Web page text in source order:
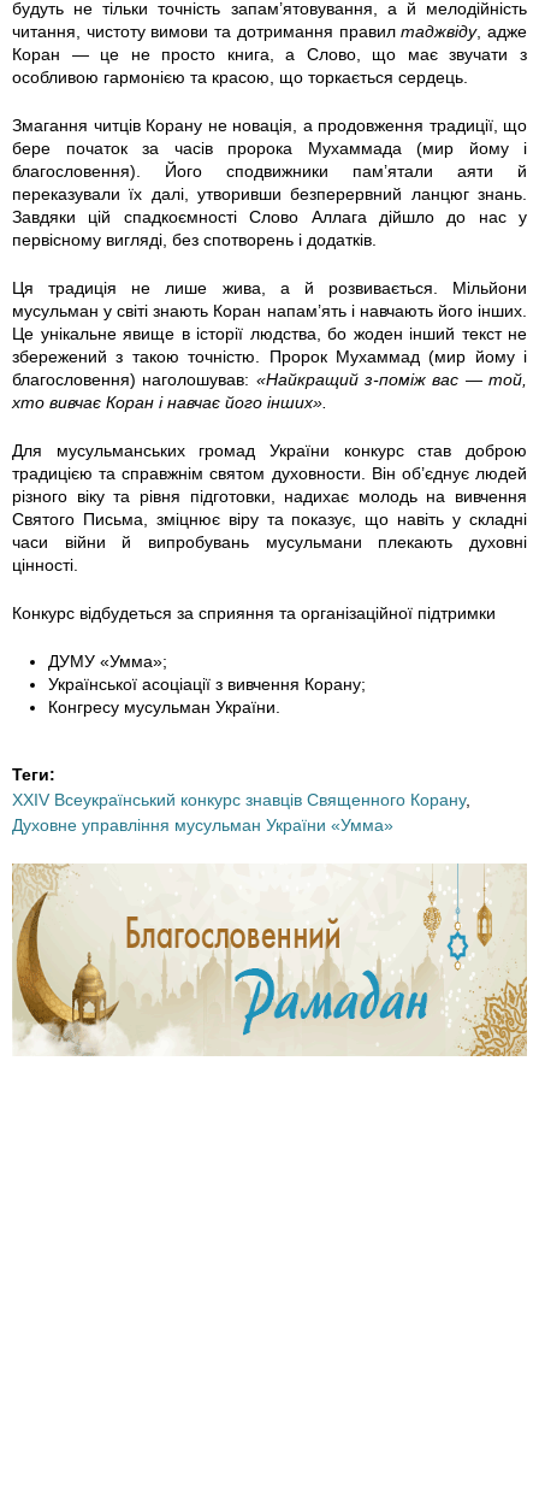
7
1
4
3
3
5
2
9
1
1
0
4
7
0
0
4
2
будуть не тільки точність запам’ятовування, а й мелодійність
читання, чистоту вимови та дотримання правилтаджвіду, адже
Коран — це не просто книга, а Слово, що має звучати з
особливою гармонією та красою, що торкається сердець.
Змагання читців Корану не новація, а продовження традиції, що
бере початок за часів пророка Мухаммада (мир йому і
благословення). Його сподвижники пам’ятали аяти й
переказували їх далі, утворивши безперервний ланцюг знань.
Завдяки цій спадкоємності Слово Аллага дійшло до нас у
первісному вигляді, без спотворень і додатків.
Ця традиція не лише жива, а й розвивається. Мільйони
мусульман у світі знають Коран напам’ять і навчають його інших.
Це унікальне явище в історії людства, бо жоден інший текст не
збережений з такою точністю. Пророк Мухаммад (мир йому і
благословення) наголошував: «Найкращий з-поміж вас — той,
хто вивчає Коран і навчає його інших».
Для мусульманських громад України конкурс став доброю
традицією та справжнім святом духовности. Він об’єднує людей
різного віку та рівня підготовки, надихає молодь на вивчення
Святого Письма, зміцнює віру та показує, що навіть у складні
часи війни й випробувань мусульмани плекають духовні
цінності.
Конкурс відбудеться за сприяння та організаційної підтримки
ДУМУ «Умма»;
Української асоціації з вивчення Корану;
Конгресу мусульман України.
Теги:
XXIV Всеукраїнський конкурс знавців Священного Корану,
Духовне управління мусульман України «Умма»